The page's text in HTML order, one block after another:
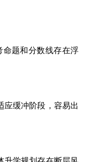
命题和分数线存在浮
应缓冲阶段，容易出